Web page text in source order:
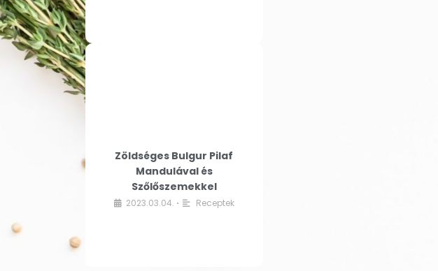
Zöldséges Bulgur Pilaf
Mandulával és
Szőlőszemekkel
2023.03.04. • Receptek